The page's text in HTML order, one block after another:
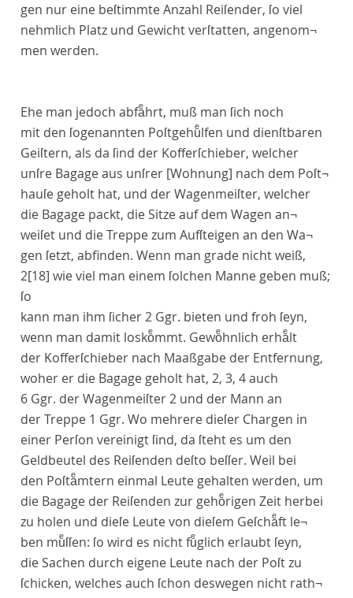
gen nur eine beſtimmte Anzahl Reiſender, ſo viel
nehmlich Platz und Gewicht verſtatten, angenom¬
men werden.
Ehe man jedoch abfaͤhrt, muß man ſich noch
mit den ſogenannten Poſtgehuͤlfen und dienſtbaren
Geiſtern, als da ſind der Kofferſchieber, welcher
unſre Bagage aus unſrer [Wohnung] nach dem Poſt¬
hauſe geholt hat, und der Wagenmeiſter, welcher
die Bagage packt, die Sitze auf dem Wagen an¬
weiſet und die Treppe zum Aufſteigen an den Wa¬
gen ſetzt, abfinden. Wenn man grade nicht weiß,
2[18] wie viel man einem ſolchen Manne geben muß;
ſo
kann man ihm ſicher 2 Ggr. bieten und froh ſeyn,
wenn man damit loskoͤmmt. Gewoͤhnlich erhaͤlt
der Kofferſchieber nach Maaßgabe der Entfernung,
woher er die Bagage geholt hat, 2, 3, 4 auch
6 Ggr. der Wagenmeiſter 2 und der Mann an
der Treppe 1 Ggr. Wo mehrere dieſer Chargen in
einer Perſon vereinigt ſind, da ſteht es um den
Geldbeutel des Reiſenden deſto beſſer. Weil bei
den Poſtaͤmtern einmal Leute gehalten werden, um
die Bagage der Reiſenden zur gehoͤrigen Zeit herbei
zu holen und dieſe Leute von dieſem Geſchaͤft le¬
ben muͤſſen: ſo wird es nicht fuͤglich erlaubt ſeyn,
die Sachen durch eigene Leute nach der Poſt zu
ſchicken, welches auch ſchon deswegen nicht rath¬